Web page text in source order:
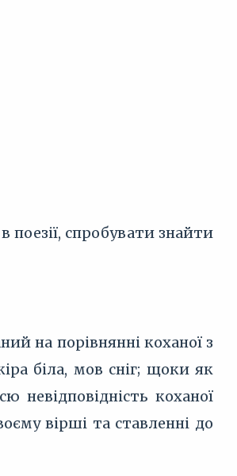
поезії, спробувати знайти
на порівнянні коханої з
біла, мов сніг; щоки як
невідповідність коханої
вірші та ставленні до